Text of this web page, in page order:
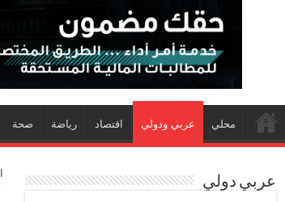
محلي عربي ودولي اقتصاد رياضة صحة
عربي دولي